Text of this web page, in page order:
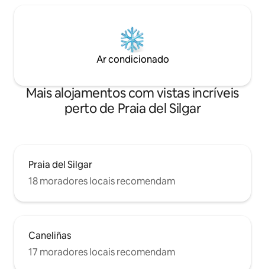
Ar condicionado
Mais alojamentos com vistas incríveis
perto de Praia del Silgar
Praia del Silgar
18 moradores locais recomendam
Caneliñas
17 moradores locais recomendam